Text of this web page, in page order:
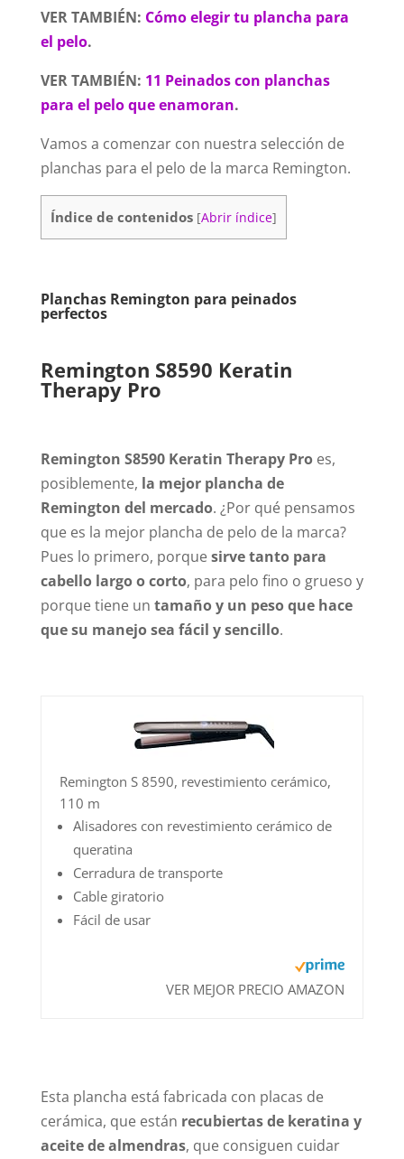
VER TAMBIÉN: Cómo elegir tu plancha para
el pelo.
VER TAMBIÉN: 11 Peinados con planchas
para el pelo que enamoran.
Vamos a comenzar con nuestra selección de
planchas para el pelo de la marca Remington.
Índice de contenidos [Abrir índice]
Planchas Remington para peinados
perfectos
Remington S8590 Keratin
Therapy Pro
Remington S8590 Keratin Therapy Proes,
posiblemente, la mejor plancha de
Remington del mercado. ¿Por qué pensamos
que es la mejor plancha de pelo de la marca?
Pues lo primero, porquesirve tanto para
cabello largo o corto, para pelo fino o grueso y
porque tiene un tamaño y un peso que hace
que su manejo sea fácil y sencillo.
Remington S 8590, revestimiento cerámico,
110 m
Alisadores con revestimiento cerámico de
queratina
Cerradura de transporte
Cable giratorio
Fácil de usar
VER MEJOR PRECIO AMAZON
Esta plancha está fabricada con placas de
cerámica, que están recubiertas de keratina y
aceite de almendras, que consiguen cuidar